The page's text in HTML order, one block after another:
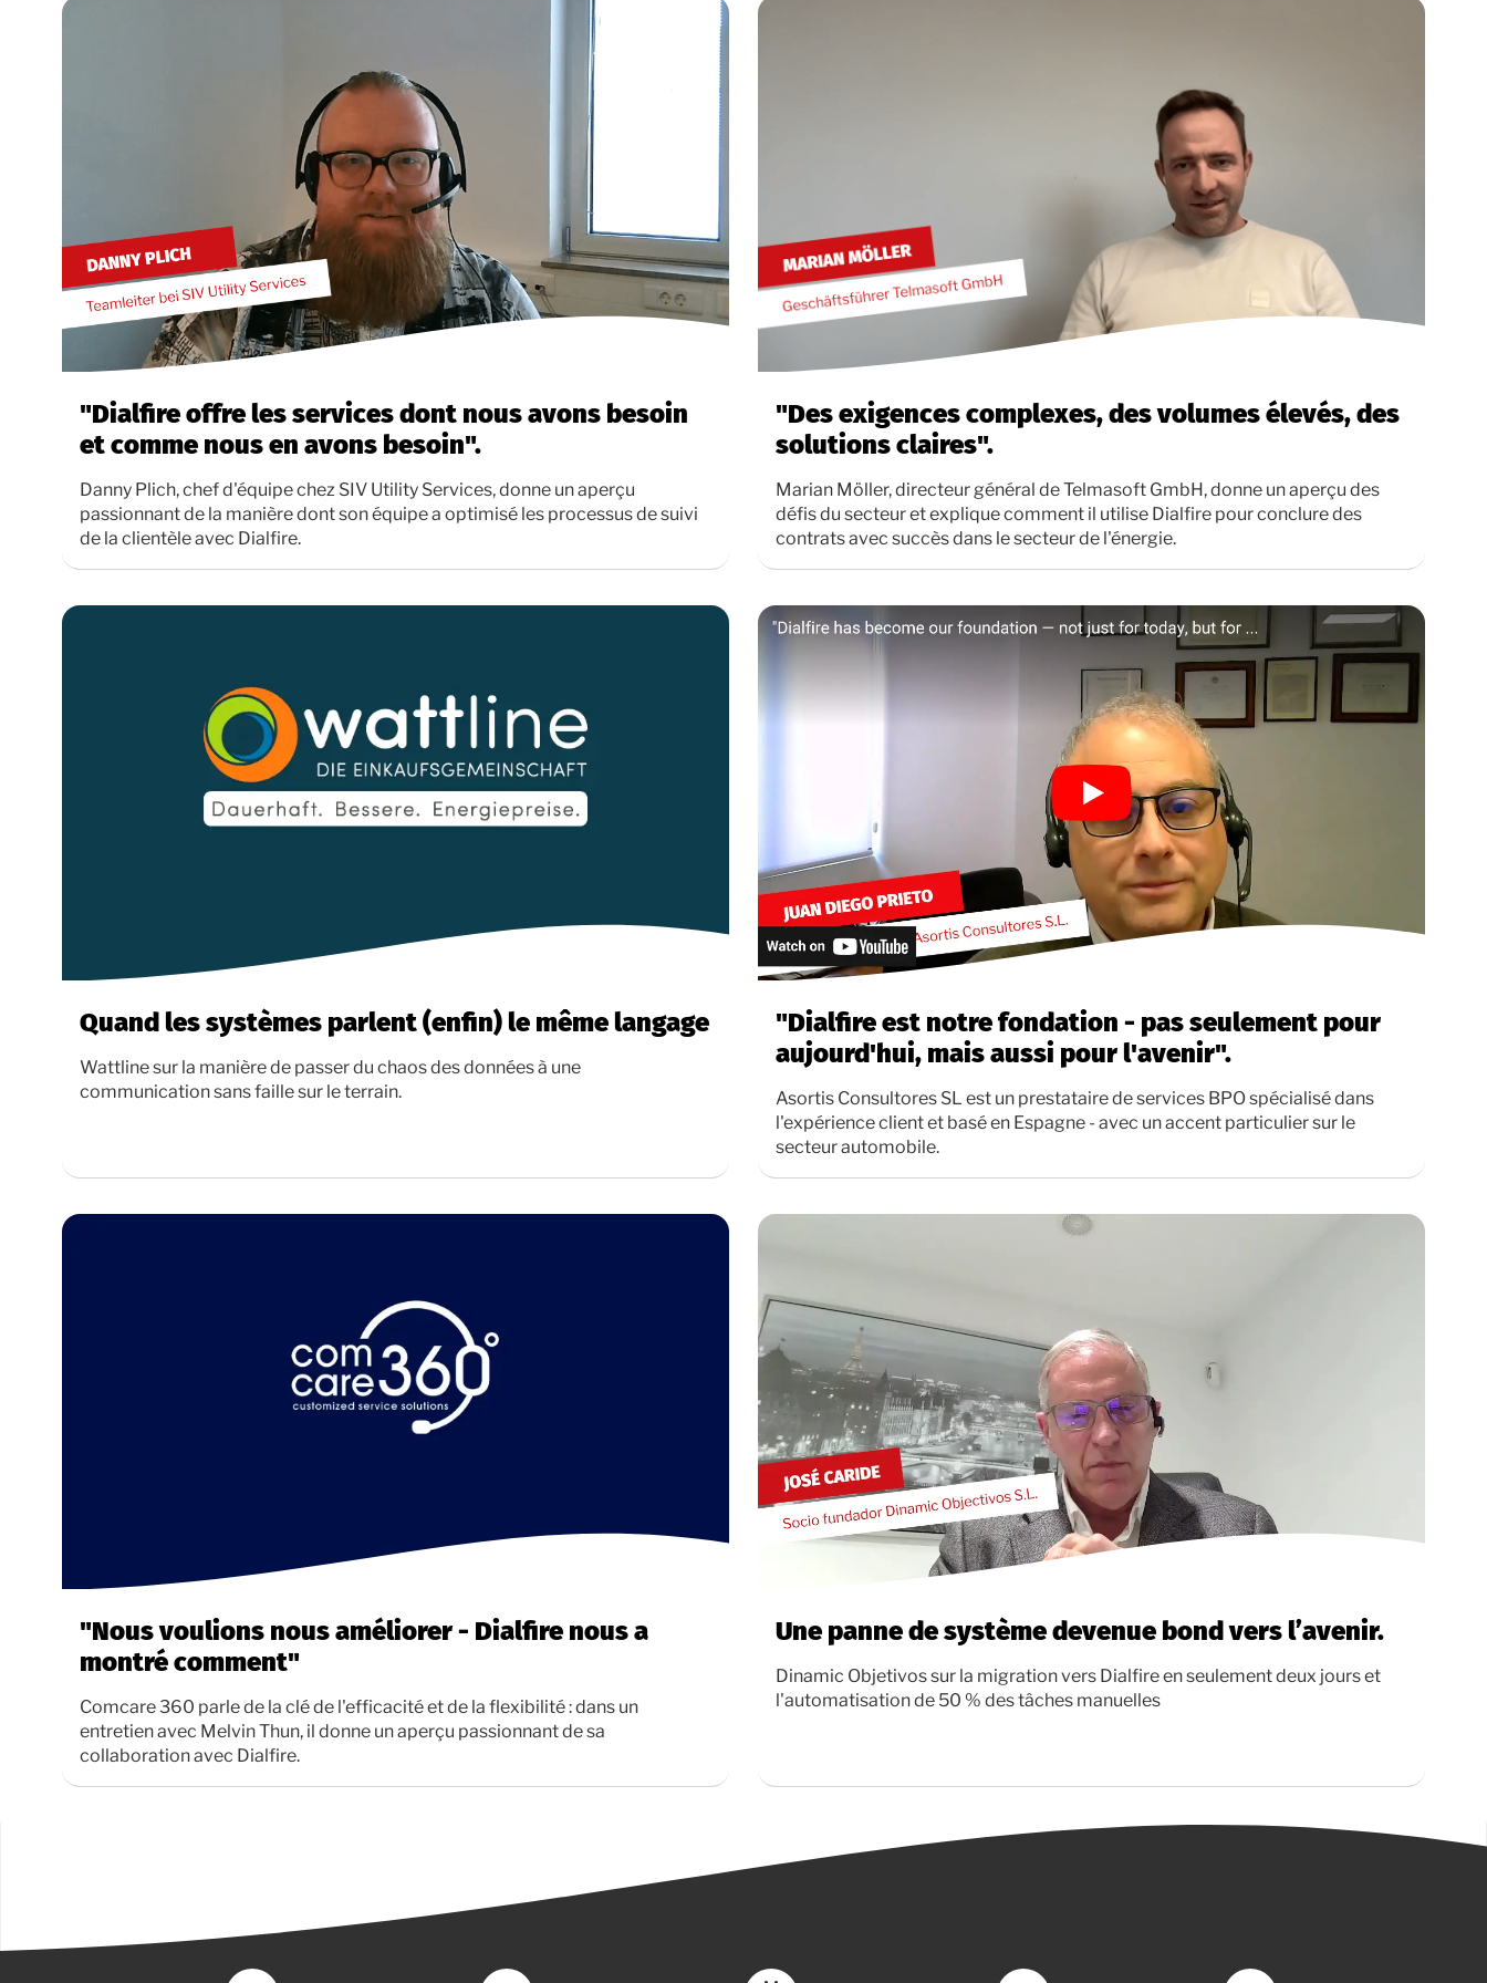
"Dialfire offre les services dont nous avons besoin
et comme nous en avons besoin".
Danny Plich, chef d'équipe chez SIV Utility Services, donne un aperçu
passionnant de la manière dont son équipe a optimisé les processus de suivi
de la clientèle avec Dialfire.
"Des exigences complexes, des volumes élevés, des
solutions claires".
Marian Möller, directeur général de Telmasoft GmbH, donne un aperçu des
défis du secteur et explique comment il utilise Dialfire pour conclure des
contrats avec succès dans le secteur de l'énergie.
Quand les systèmes parlent (enfin) le même langage
Wattline sur la manière de passer du chaos des données à une
communication sans faille sur le terrain.
"Dialfire est notre fondation - pas seulement pour
aujourd'hui, mais aussi pour l'avenir".
Asortis Consultores SL est un prestataire de services BPO spécialisé dans
l'expérience client et basé en Espagne - avec un accent particulier sur le
secteur automobile.
"Nous voulions nous améliorer - Dialfire nous a
montré comment"
Comcare 360 parle de la clé de l'efficacité et de la flexibilité : dans un
entretien avec Melvin Thun, il donne un aperçu passionnant de sa
collaboration avec Dialfire.
Une panne de système devenue bond vers l’avenir.
Dinamic Objetivos sur la migration vers Dialfire en seulement deux jours et
l'automatisation de 50 % des tâches manuelles